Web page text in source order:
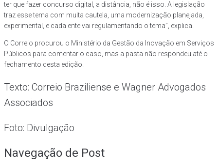
ter que fazer concurso digital, a distância, não é isso. A legislação
traz esse tema com muita cautela, uma modernização planejada,
experimental, e cada ente vai regulamentando o tema”, explica.
O Correio procurou o Ministério da Gestão da Inovação em Serviços
Públicos para comentar o caso, mas a pasta não respondeu até o
fechamento desta edição.
Texto: Correio Braziliense e Wagner Advogados
Associados
Foto: Divulgação
Navegação de Post